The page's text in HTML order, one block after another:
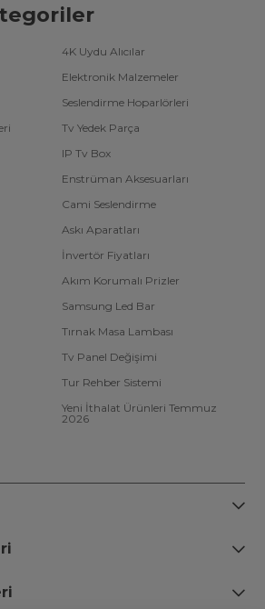
4K Uydu Alıcılar
Elektronik Malzemeler
Seslendirme Hoparlörleri
Tv Yedek Parça
IP Tv Box
Enstrüman Aksesuarları
Cami Seslendirme
Askı Aparatları
İnvertör Fiyatları
Akım Korumalı Prizler
Samsung Led Bar
Tırnak Masa Lambası
Tv Panel Değişimi
Tur Rehber Sistemi
Yeni İthalat Ürünleri Temmuz
2026